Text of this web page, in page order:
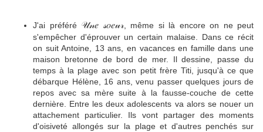
J'ai préféré 𝒰𝓃𝑒 𝓈𝑜𝑒𝓊𝓇, même si là encore on ne peut
s'empêcher d'éprouver un certain malaise. Dans ce récit
on suit Antoine, 13 ans, en vacances en famille dans une
maison bretonne de bord de mer. Il dessine, passe du
temps à la plage avec son petit frère Titi, jusqu'à ce que
débarque Hélène, 16 ans, venu passer quelques jours de
repos avec sa mère suite à la fausse-couche de cette
dernière. Entre les deux adolescents va alors se nouer un
attachement particulier. Ils vont partager des moments
d'oisiveté allongés sur la plage et d'autres penchés sur